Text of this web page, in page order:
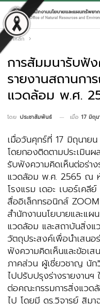
หน้าหลัก
การสัมมนารับฟั
รายงานสถานก
แวดล้อม พ.ศ.
โดย ประชาสัมพันธ์ เมื่อ 17 มิถุ
เมื่อวันศุกร์ที่ 17 มิถุนาย
โดยกองติดตามประเมิน
รับฟังความคิดเห็นต่อร่า
แวดล้อม พ.ศ. 2565 ณ
โรงแรม เดอะ เบอร์เคลี
สื่ออิเล็กทรอนิกส์
สำนักงานนโยบายและแผ
แวดล้อม และสถาบันสิ่ง
วัตถุประสงค์เพื่อนำเสนอ
ฟังความคิดเห็นและข้อเ
ภาคส่วน ผู้เชี่ยวชาญ นัก
ไปปรับปรุงร่างรายงาน
ต่อคณะกรรมการสิ่งแวด
ไป โดยมี ดร.วิจารย์ สิม